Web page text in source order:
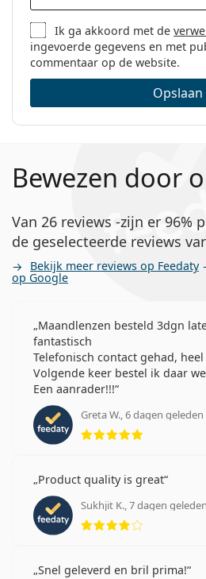
Ik ga akkoord met de
ingevoerde gegevens en met
commentaar op de website.
Opslaan
Bewezen door
Van 26 reviews -zijn er 96%
de geselecteerde reviews
Bekijk meer reviews op Feedaty
op Google
Maandlenzen besteld 3dgn
fantastisch
Telefonisch contact gehad,
Volgende keer bestel ik daar
Een aanrader!!!
Greta W., 6 dagen geleden
Product quality is great
Sukhjit K., 7 dagen geleden
Snel geleverd en bril prima!